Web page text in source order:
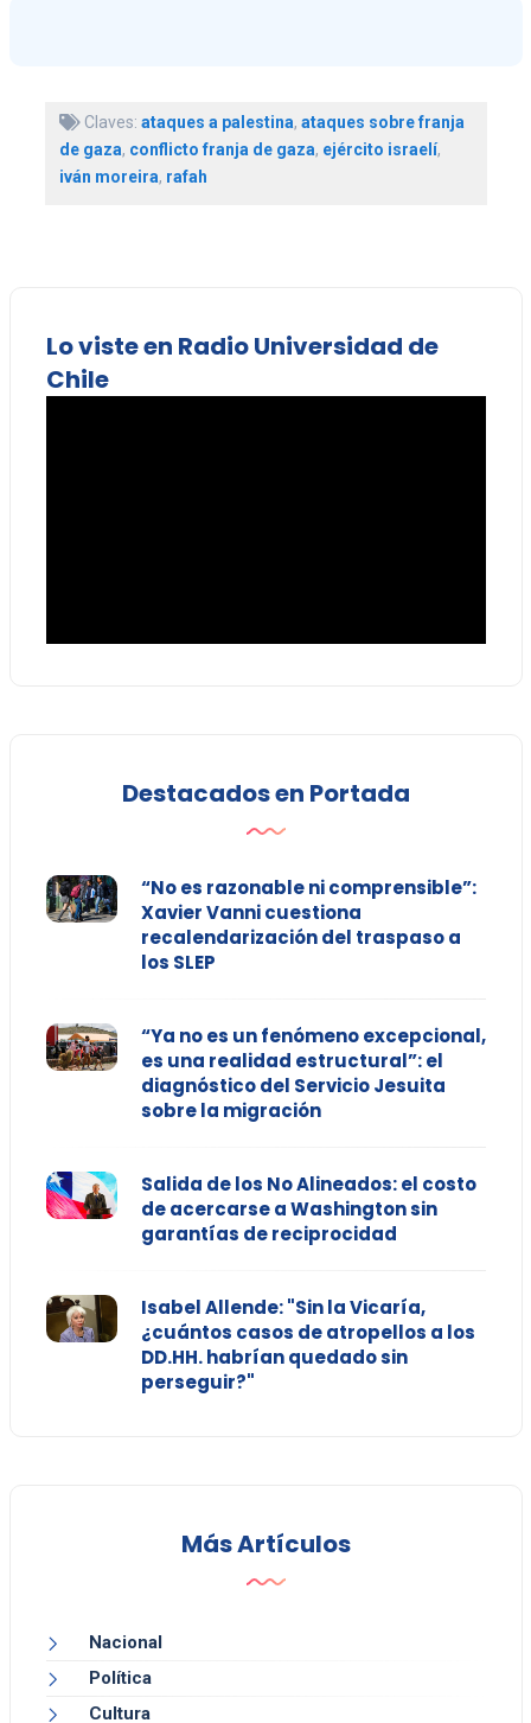
Claves: ataques a palestina, ataques sobre franja
de gaza, conflicto franja de gaza, ejército israelí,
iván moreira, rafah
Lo viste en Radio Universidad de
Chile
Destacados en Portada
“No es razonable ni comprensible”:
Xavier Vanni cuestiona
recalendarización del traspaso a
los SLEP
“Ya no es un fenómeno excepcional,
es una realidad estructural”: el
diagnóstico del Servicio Jesuita
sobre la migración
Salida de los No Alineados: el costo
de acercarse a Washington sin
garantías de reciprocidad
Isabel Allende: "Sin la Vicaría,
¿cuántos casos de atropellos a los
DD.HH. habrían quedado sin
perseguir?"
Más Artículos
Nacional
Política
Cultura